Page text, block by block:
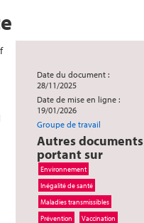
Date du document :
28/11/2025
Date de mise en ligne :
19/01/2026
Groupe de travail
Autres documents
portant sur
Environnement
Inégalité de santé
Maladies transmissibles
Prévention
Vaccination